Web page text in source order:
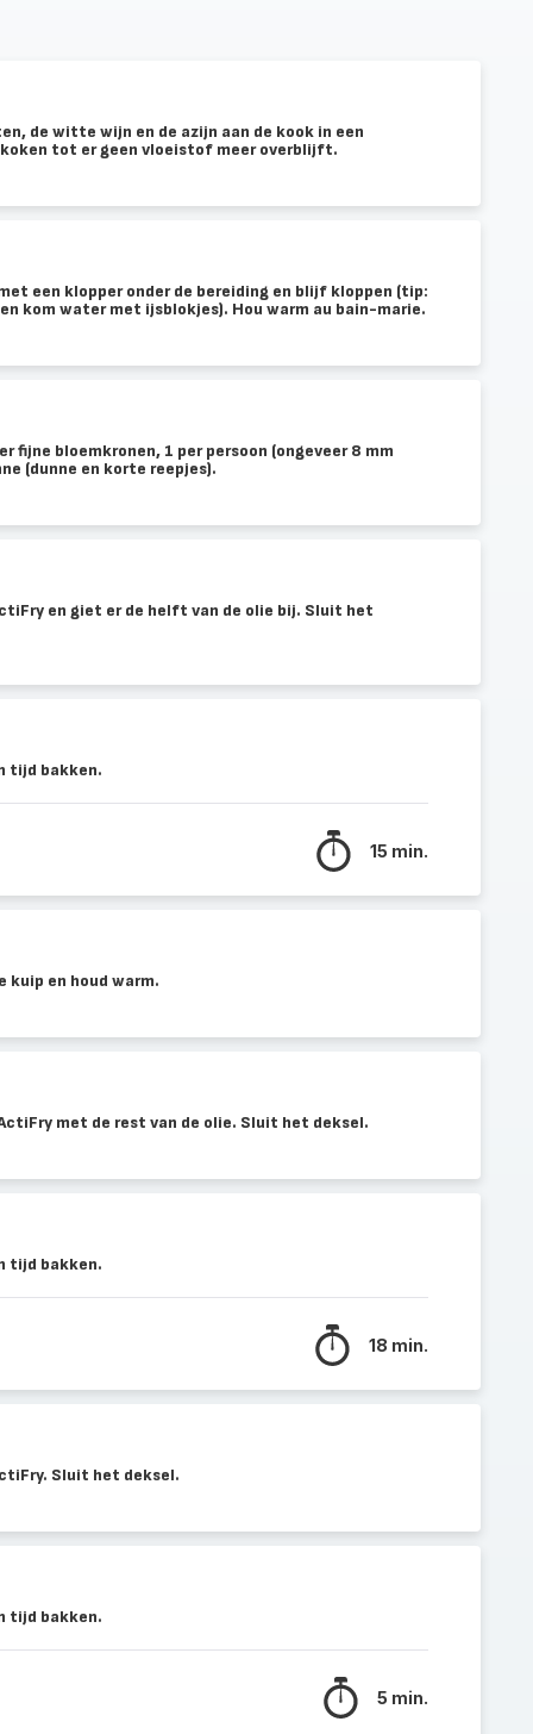
de witte wijn en de azijn aan de kook in een
tot er geen vloeistof meer overblijft.
een klopper onder de bereiding en blijf kloppen (tip:
kom water met ijsblokjes). Hou warm au bain-marie.
fijne bloemkronen, 1 per persoon (ongeveer 8 mm
(dunne en korte reepjes).
en giet er de helft van de olie bij. Sluit het
tijd bakken.
15 min.
kuip en houd warm.
met de rest van de olie. Sluit het deksel.
tijd bakken.
18 min.
Sluit het deksel.
tijd bakken.
5 min.